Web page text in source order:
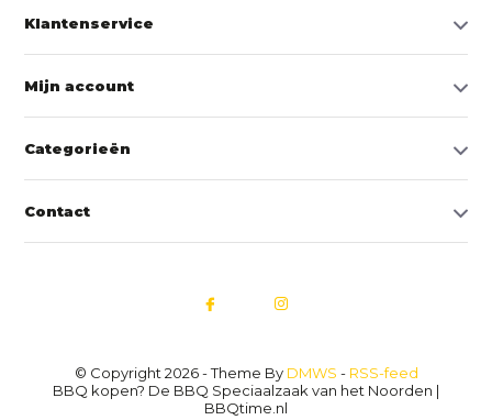
Klantenservice
Mijn account
Categorieën
Contact
© Copyright 2026 - Theme By DMWS - RSS-feed
BBQ kopen? De BBQ Speciaalzaak van het Noorden |
BBQtime.nl